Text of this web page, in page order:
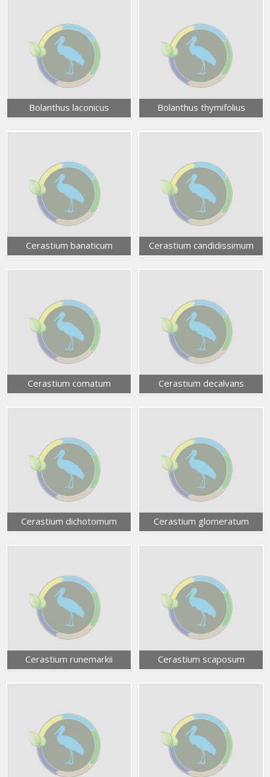
Bolanthus laconicus Bolanthus thymifolius
Cerastium banaticum Cerastium candidissimum
Cerastium comatum Cerastium decalvans
Cerastium dichotomum Cerastium glomeratum
Cerastium runemarkii Cerastium scaposum